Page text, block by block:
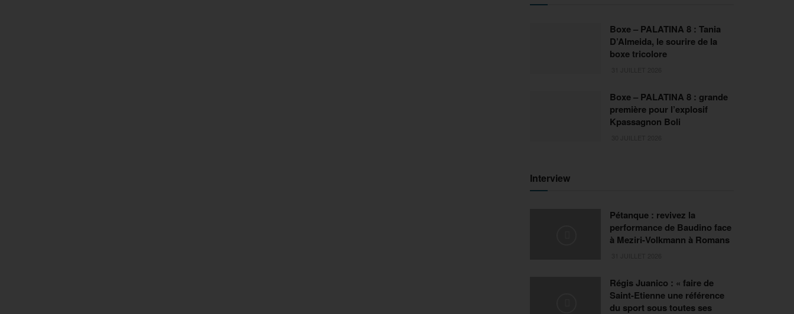
Boxe – PALATINA 8 : Tania
D’Almeida, le sourire de la
boxe tricolore
Boxe – PALATINA 8 : grande
première pour l’explosif
Kpassagnon Boli
Interview
Pétanque : revivez la
performance de Baudino face
à Meziri-Volkmann à Romans
Régis Juanico : « faire de
Saint-Etienne une référence
du sport sous toutes ses